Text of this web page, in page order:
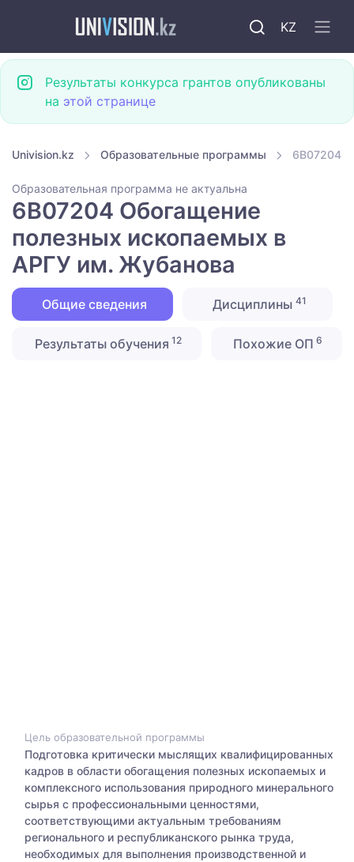
KZ
Результаты конкурса грантов опубликованы
на этой странице
Univision.kz Образовательные программы 6B07204
Образовательная программа не актуальна
6B07204 Обогащение
полезных ископаемых в
АРГУ им. Жубанова
Общие сведения Дисциплины 41
Результаты обучения 12 Похожие ОП 6
Цель образовательной программы
Подготовка критически мыслящих квалифицированных
кадров в области обогащения полезных ископаемых и
комплексного использования природного минерального
сырья с профессиональными ценностями,
соответствующими актуальным требованиям
регионального и республиканского рынка труда,
необходимых для выполнения производственной и